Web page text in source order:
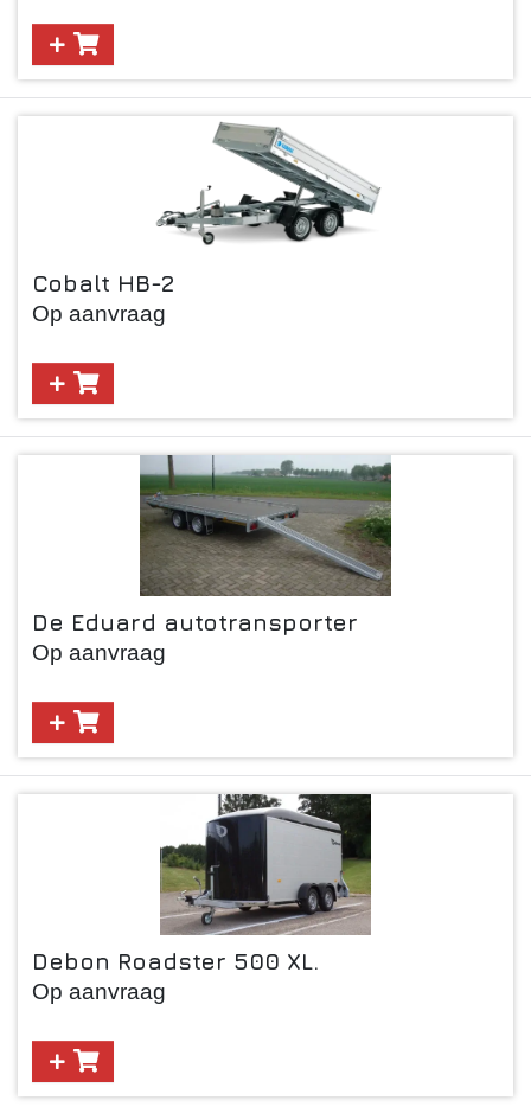
Cobalt HB-2
Op aanvraag
De Eduard autotransporter
Op aanvraag
Debon Roadster 500 XL.
Op aanvraag